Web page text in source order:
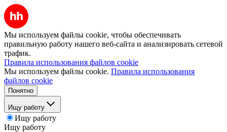
Мы используем файлы cookie, чтобы обеспечивать
правильную работу нашего веб-сайта и анализировать сетевой
трафик.
Правила использования файлов cookie
Мы используем файлы cookie. Правила использования
файлов cookie
Понятно
Ищу работу
Ищу работу
Ищу работу